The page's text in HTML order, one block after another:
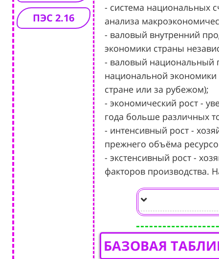
ПЭС 2.16
- система национальных
анализа
- валовый внутренний
экономики страны
- валовый национальный
национальной
стране или за рубежом);
- экономический рост -
года больше различных
- интенсивный рост -
прежнего объёма
- экстенсивный рост -
факторов производства.
БАЗОВАЯ